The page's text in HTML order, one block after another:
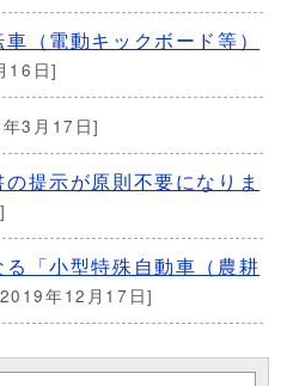
（電動キックボード等）
16日]
3月17日]
提示が原則不要になりま
「小型特殊自動車（農耕
年12月17日]